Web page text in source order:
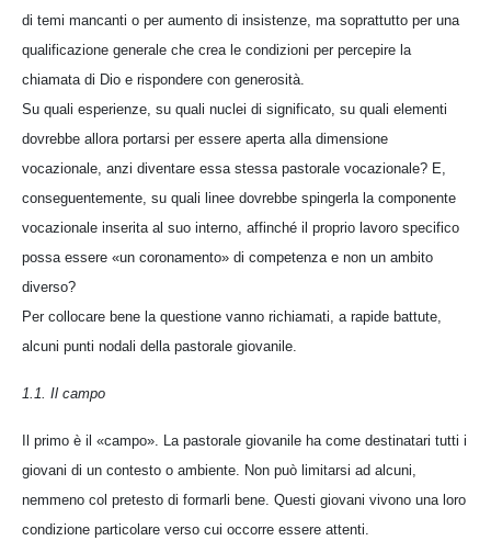
di temi mancanti o per aumento di insistenze, ma soprattutto per una
qualificazione generale che crea le condizioni per percepire la
chiamata di Dio e rispondere con generosità.
Su quali esperienze, su quali nuclei di significato, su quali elementi
dovrebbe allora portarsi per essere aperta alla dimensione
vocazionale, anzi diventare essa stessa pastorale vocazionale? E,
conseguentemente, su quali linee dovrebbe spingerla la componente
vocazionale inserita al suo interno, affinché il proprio lavoro specifico
possa essere «un coronamento» di competenza e non un ambito
diverso?
Per collocare bene la questione vanno richiamati, a rapide battute,
alcuni punti nodali della pastorale giovanile.
1.1. Il campo
Il primo è il «campo». La pastorale giovanile ha come destinatari tutti i
giovani di un contesto o ambiente. Non può limitarsi ad alcuni,
nemmeno col pretesto di formarli bene. Questi giovani vivono una loro
condizione particolare verso cui occorre essere attenti.